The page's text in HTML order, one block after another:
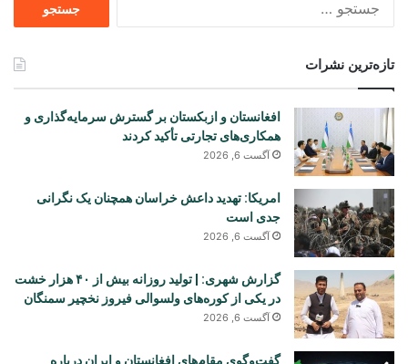
تازه‌ترین نشرات
افغانستان و ازبکستان بر گسترش سرمایه‌گذاری و
همکاری‌های تجارتی تأکید کردند
آگست 6, 2026
امریکا: تهدید داعش خراسان همچنان یک نگرانی
جدی است
آگست 6, 2026
گزارش شهری: | تولید روزانه بیش از ۴۰ هزار خشت
در یکی از کوره‌های ولسوالی فیروز نخچیر سمنگان
آگست 6, 2026
گفت‌وگوی مقام‌های افغانستان و ایران درباره